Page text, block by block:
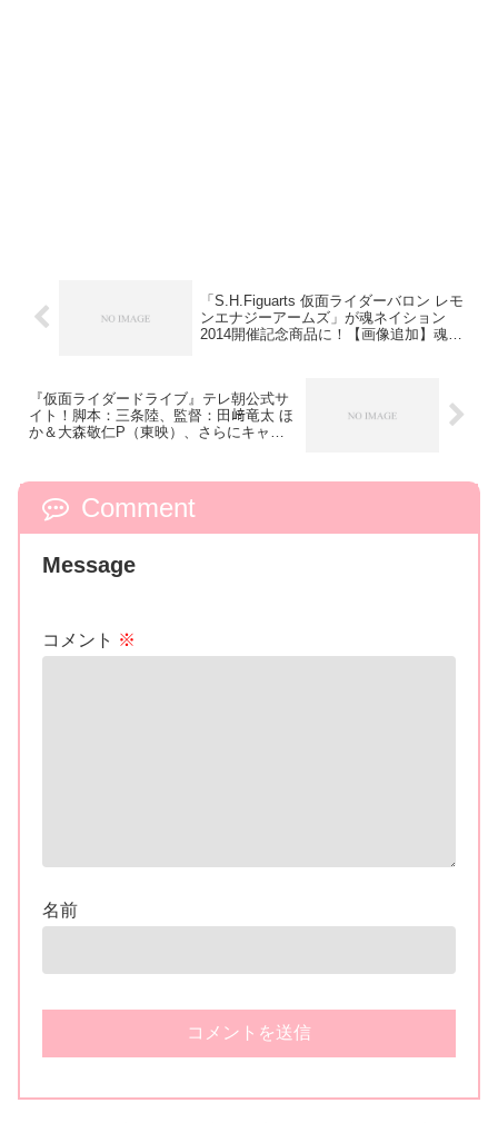
「S.H.Figuarts 仮面ライダーバロン レモ
ンエナジーアームズ」が魂ネイション
2014開催記念商品に！【画像追加】魂ウ
『仮面ライダードライブ』テレ朝公式サ
イト！脚本：三条陸、監督：田﨑竜太 ほ
か＆大森敬仁P（東映）、さらにキャス
Comment
Message
コメント ※
名前